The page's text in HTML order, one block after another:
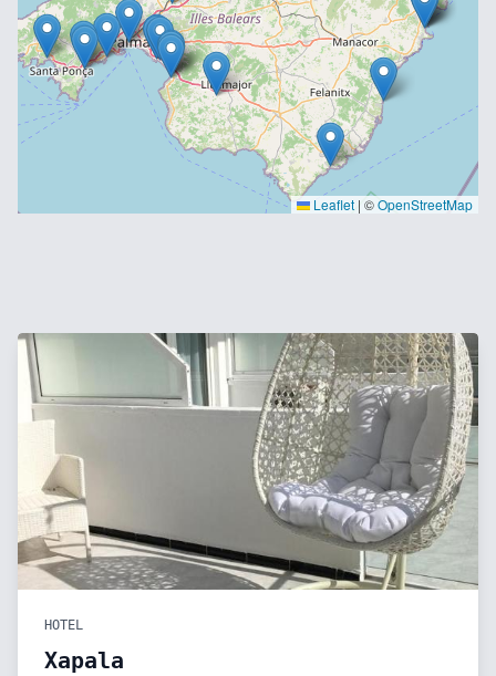
Leaflet | ©OpenStreetMap
HOTEL
Xapala